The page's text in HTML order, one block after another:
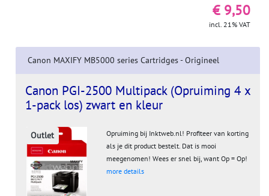
€ 9,50
incl. 21% VAT
Canon MAXIFY MB5000 series Cartridges - Origineel
Canon PGI-2500 Multipack (Opruiming 4 x
1-pack los) zwart en kleur
Outlet
Opruiming bij Inktweb.nl! Profiteer van korting
als je dit product bestelt. Dat is mooi
meegenomen! Wees er snel bij, want Op = Op!
more details